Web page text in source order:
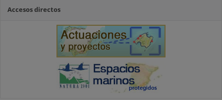
Accesos directos